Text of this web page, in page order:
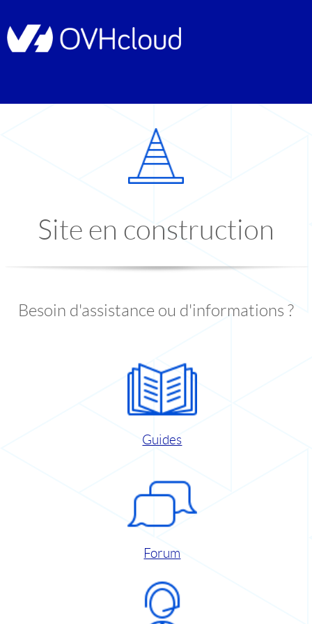
Site en construction
Besoin d'assistance ou d'informations ?
Guides
Forum